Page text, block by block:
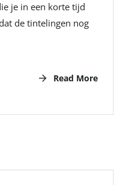
je in een korte tijd
de tintelingen nog
Read More